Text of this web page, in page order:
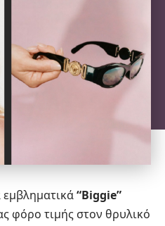
“Biggie”
φόρο τιμής στον θρυλικό